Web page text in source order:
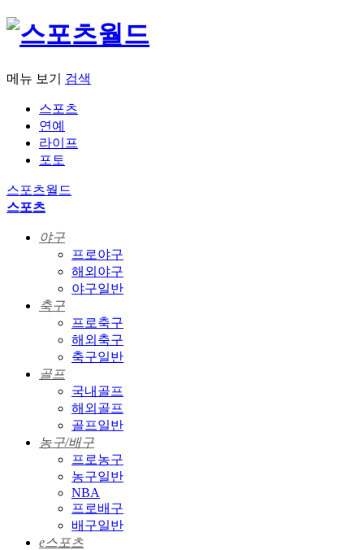
메뉴 보기 검색
스포츠
연예
라이프
포토
스포츠월드
스포츠
야구
프로야구
해외야구
야구일반
축구
프로축구
해외축구
축구일반
골프
국내골프
해외골프
골프일반
농구/배구
프로농구
농구일반
NBA
프로배구
배구일반
e스포츠